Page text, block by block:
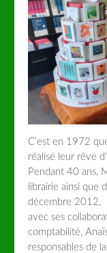
C’est en 1972
réalisé leur rêve
Pendant 40 ans,
librairie ainsi que
décembre 2012,
avec ses
comptabilité,
responsables de